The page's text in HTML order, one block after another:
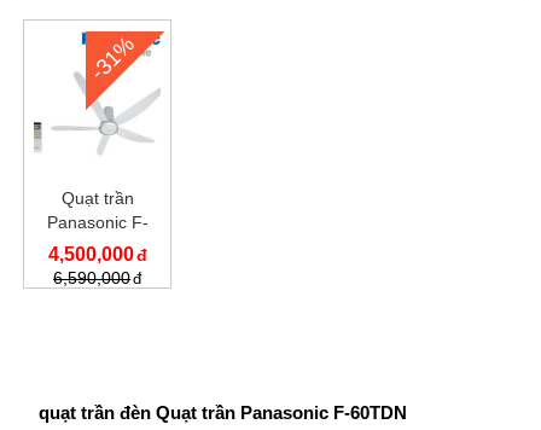
-31%
Quạt trần
Panasonic F-
60TDN
4,500,000
6,590,000
quạt trần đèn Quạt trần Panasonic F-60TDN